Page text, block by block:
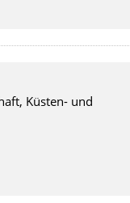
Küsten- und